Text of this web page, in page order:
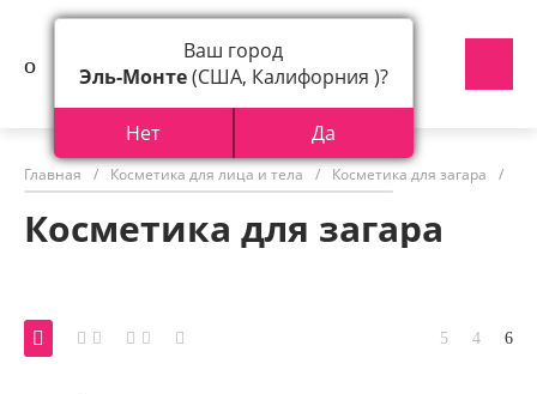
Главная / Косметика для лица и тела / Косметика для загара /
Косметика для загара
Ваш город
Эль-Монте(США, Калифорния )?
Нет Да